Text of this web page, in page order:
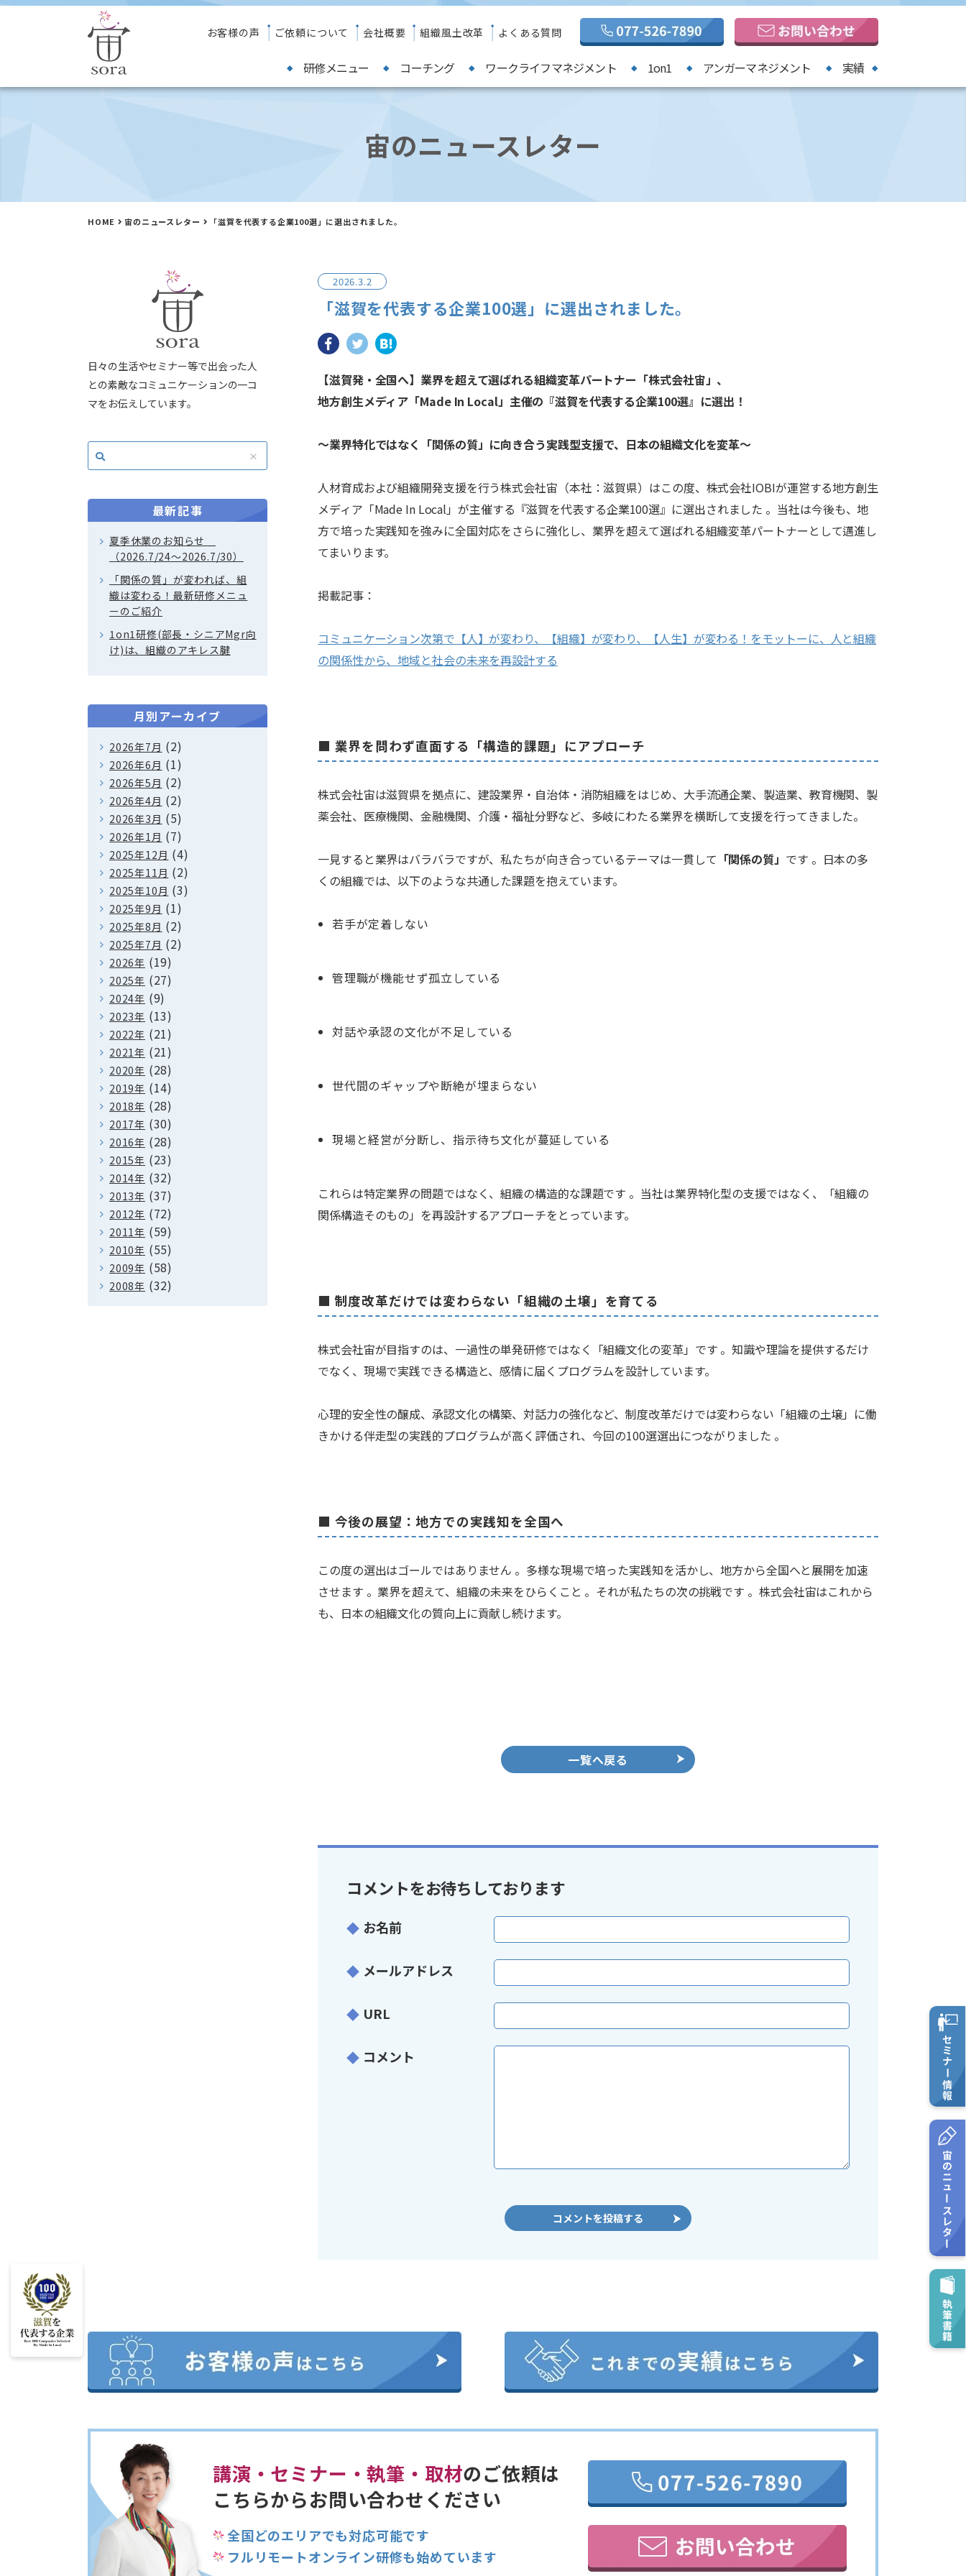
お客様の声 ご依頼について 会社概要 組織風土改革 よくある質問
研修メニュー コーチング ワークライフマネジメント 1on1 アンガーマネジメント 実績
宙のニュースレター
HOME 宙のニュースレター 「滋賀を代表する企業100選」に選出されました。
2026.3.2
「滋賀を代表する企業100選」に選出されました。
【滋賀発・全国へ】業界を超えて選ばれる組織変革パートナー「株式会社宙」、
地方創生メディア「Made In Local」主催の『滋賀を代表する企業100選』に選出！
〜業界特化ではなく「関係の質」に向き合う実践型支援で、日本の組織文化を変革〜
人材育成および組織開発支援を行う株式会社宙（本社：滋賀県）はこの度、株式会社IOBIが運営する地方創生
メディア「Made In Local」が主催する『滋賀を代表する企業100選』に選出されました 。当社は今後も、地
方で培った実践知を強みに全国対応をさらに強化し、業界を超えて選ばれる組織変革パートナーとして邁進し
てまいります。
掲載記事：
コミュニケーション次第で【人】が変わり、【組織】が変わり、【人生】が変わる！をモットーに、人と組織
の関係性から、地域と社会の未来を再設計する
■ 業界を問わず直面する「構造的課題」にアプローチ
株式会社宙は滋賀県を拠点に、建設業界・自治体・消防組織をはじめ、大手流通企業、製造業、教育機関、製
薬会社、医療機関、金融機関、介護・福祉分野など、多岐にわたる業界を横断して支援を行ってきました。
一見すると業界はバラバラですが、私たちが向き合っているテーマは一貫して 「関係の質」 です 。日本の多
くの組織では、以下のような共通した課題を抱えています。
若手が定着しない
管理職が機能せず孤立している
対話や承認の文化が不足している
世代間のギャップや断絶が埋まらない
現場と経営が分断し、指示待ち文化が蔓延している
これらは特定業界の問題ではなく、組織の構造的な課題です 。当社は業界特化型の支援ではなく、「組織の
関係構造そのもの」を再設計するアプローチをとっています。
■ 制度改革だけでは変わらない「組織の土壌」を育てる
株式会社宙が目指すのは、一過性の単発研修ではなく「組織文化の変革」です 。知識や理論を提供するだけ
でなく、現場で実践できる構造と、感情に届くプログラムを設計しています。
心理的安全性の醸成、承認文化の構築、対話力の強化など、制度改革だけでは変わらない「組織の土壌」に働
きかける伴走型の実践的プログラムが高く評価され、今回の100選選出につながりました 。
■ 今後の展望：地方での実践知を全国へ
この度の選出はゴールではありません 。多様な現場で培った実践知を活かし、地方から全国へと展開を加速
させます 。業界を超えて、組織の未来をひらくこと 。それが私たちの次の挑戦です 。株式会社宙はこれから
も、日本の組織文化の質向上に貢献し続けます。
一覧へ戻る
コメントをお待ちしております
お名前
メールアドレス
URL
コメント
日々の生活やセミナー等で出会った人
との素敵なコミュニケーションの一コ
マをお伝えしています。
最新記事
夏季休業のお知らせ
（2026.7/24～2026.7/30）
「関係の質」が変われば、組
織は変わる！最新研修メニュ
ーのご紹介
1on1研修(部長・シニアMgr向
け)は、組織のアキレス腱
月別アーカイブ
2026年7月 (2)
2026年6月 (1)
2026年5月 (2)
2026年4月 (2)
2026年3月 (5)
2026年1月 (7)
2025年12月 (4)
2025年11月 (2)
2025年10月 (3)
2025年9月 (1)
2025年8月 (2)
2025年7月 (2)
2026年 (19)
2025年 (27)
2024年 (9)
2023年 (13)
2022年 (21)
2021年 (21)
2020年 (28)
2019年 (14)
2018年 (28)
2017年 (30)
2016年 (28)
2015年 (23)
2014年 (32)
2013年 (37)
2012年 (72)
2011年 (59)
2010年 (55)
2009年 (58)
2008年 (32)
講演・セミナー・執筆・取材のご依頼は
こちらからお問い合わせください
全国どのエリアでも対応可能です
フルリモートオンライン研修も始めています